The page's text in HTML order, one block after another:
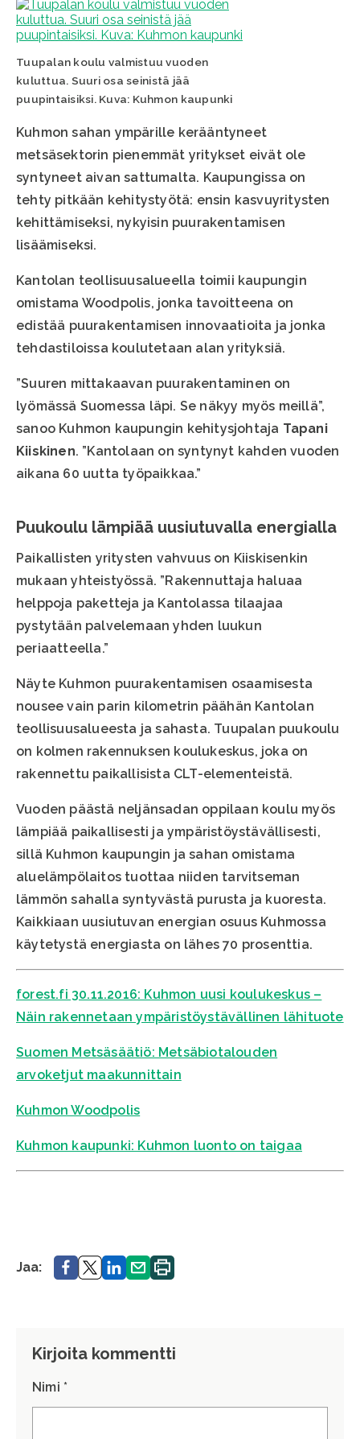
Tuupalan koulu valmistuu vuoden
kuluttua. Suuri osa seinistä jää
puupintaisiksi. Kuva: Kuhmon kaupunki
Kuhmon sahan ympärille kerääntyneet
metsäsektorin pienemmät yritykset eivät ole
syntyneet aivan sattumalta. Kaupungissa on
tehty pitkään kehitystyötä: ensin kasvuyritysten
kehittämiseksi, nykyisin puurakentamisen
lisäämiseksi.
Kantolan teollisuusalueella toimii kaupungin
omistama Woodpolis, jonka tavoitteena on
edistää puurakentamisen innovaatioita ja jonka
tehdastiloissa koulutetaan alan yrityksiä.
”Suuren mittakaavan puurakentaminen on
lyömässä Suomessa läpi. Se näkyy myös meillä”,
sanoo Kuhmon kaupungin kehitysjohtaja Tapani
Kiiskinen. ”Kantolaan on syntynyt kahden vuoden
aikana 60 uutta työpaikkaa.”
Puukoulu lämpiää uusiutuvalla energialla
Paikallisten yritysten vahvuus on Kiiskisenkin
mukaan yhteistyössä. ”Rakennuttaja haluaa
helppoja paketteja ja Kantolassa tilaajaa
pystytään palvelemaan yhden luukun
periaatteella.”
Näyte Kuhmon puurakentamisen osaamisesta
nousee vain parin kilometrin päähän Kantolan
teollisuusalueesta ja sahasta. Tuupalan puukoulu
on kolmen rakennuksen koulukeskus, joka on
rakennettu paikallisista CLT-elementeistä.
Vuoden päästä neljänsadan oppilaan koulu myös
lämpiää paikallisesti ja ympäristöystävällisesti,
sillä Kuhmon kaupungin ja sahan omistama
aluelämpölaitos tuottaa niiden tarvitseman
lämmön sahalla syntyvästä purusta ja kuoresta.
Kaikkiaan uusiutuvan energian osuus Kuhmossa
käytetystä energiasta on lähes 70 prosenttia.
forest.fi 30.11.2016: Kuhmon uusi koulukeskus –
Näin rakennetaan ympäristöystävällinen lähituote
Suomen Metsäsäätiö: Metsäbiotalouden
arvoketjut maakunnittain
Kuhmon Woodpolis
Kuhmon kaupunki: Kuhmon luonto on taigaa
Jaa: Jaa. Jaa.Jaa. Jaa. Tulosta
sivu.
Kirjoita kommentti
Nimi *